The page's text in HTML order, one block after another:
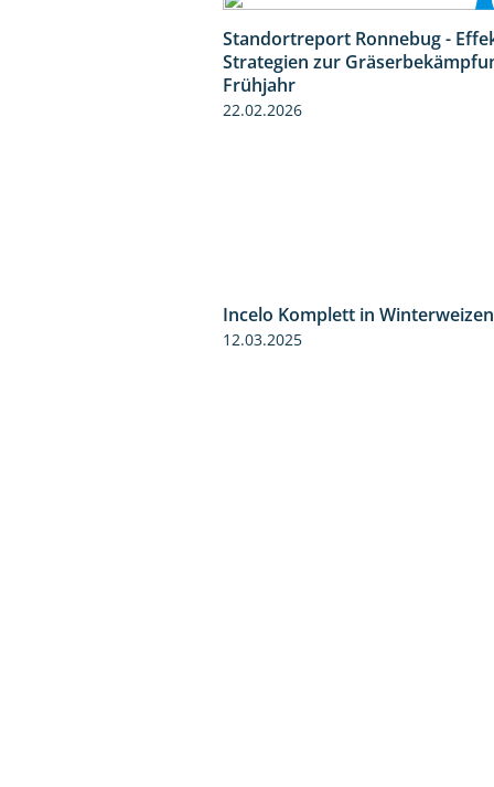
Standortreport Ronnebug -
Strategien zur
Frühjahr
22.02.2026
Incelo Komplett in Winterweizen